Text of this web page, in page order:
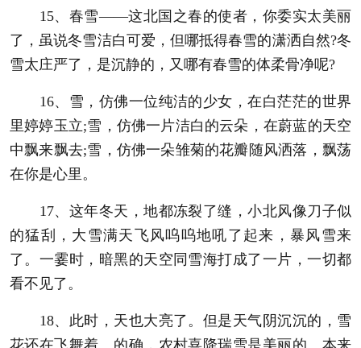
15、春雪——这北国之春的使者，你委实太美丽
了，虽说冬雪洁白可爱，但哪抵得春雪的潇洒自然?冬
雪太庄严了，是沉静的，又哪有春雪的体柔骨净呢?
16、雪，仿佛一位纯洁的少女，在白茫茫的世界
里婷婷玉立;雪，仿佛一片洁白的云朵，在蔚蓝的天空
中飘来飘去;雪，仿佛一朵雏菊的花瓣随风洒落，飘荡
在你是心里。
17、这年冬天，地都冻裂了缝，小北风像刀子似
的猛刮，大雪满天飞风呜呜地吼了起来，暴风雪来
了。一霎时，暗黑的天空同雪海打成了一片，一切都
看不见了。
18、此时，天也大亮了。但是天气阴沉沉的，雪
花还在飞舞着。的确，农村喜降瑞雪是美丽的。本来